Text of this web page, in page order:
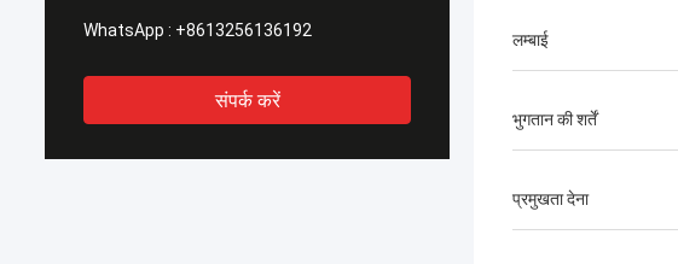
WhatsApp : +8613256136192
संपर्क करें
लम्बाई
भुगतान की शर्तें
प्रमुखता देना